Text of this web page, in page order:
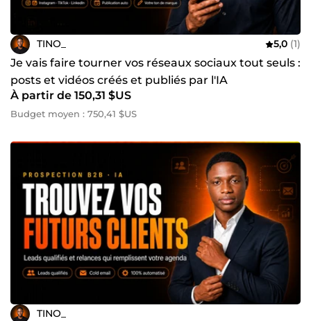
TINO_ 5,0 (1)
Je vais faire tourner vos réseaux sociaux tout seuls :
posts et vidéos créés et publiés par l'IA
À partir de 150,31 $US
Budget moyen : 750,41 $US
TINO_